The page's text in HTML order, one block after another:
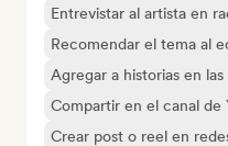
Entrevistar al artista en
Recomendar el tema al
Agregar a historias en
Compartir en el canal de
Crear post o reel en